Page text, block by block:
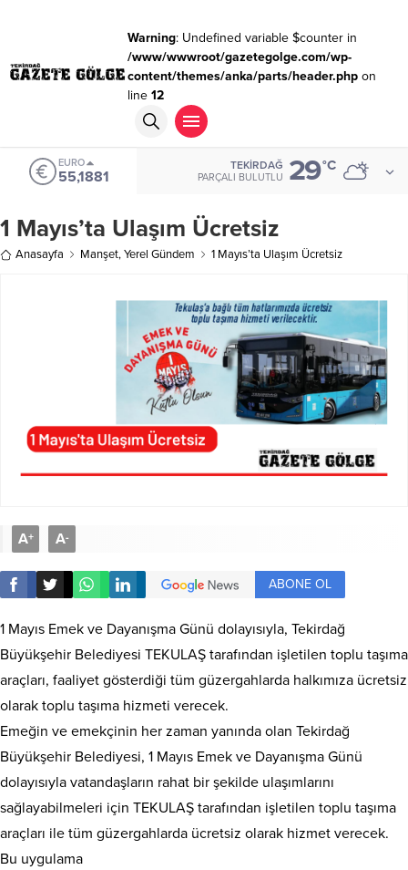
Warning: Undefined variable $counter in
/www/wwwroot/gazetegolge.com/wp-
content/themes/anka/parts/header.phpon
line 12
EURO
55,1881
TEKIRDAĞ
PARÇALI BULUTLU 29°C
1 Mayıs’ta Ulaşım Ücretsiz
Anasayfa Manşet,Yerel Gündem 1 Mayıs’ta Ulaşım Ücretsiz
A+ A-
ABONE OL
1 Mayıs Emek ve Dayanışma Günü dolayısıyla, Tekirdağ
Büyükşehir Belediyesi TEKULAŞ tarafından işletilen toplu taşıma
araçları, faaliyet gösterdiği tüm güzergahlarda halkımıza ücretsiz
olarak toplu taşıma hizmeti verecek.
Emeğin ve emekçinin her zaman yanında olan Tekirdağ
Büyükşehir Belediyesi, 1 Mayıs Emek ve Dayanışma Günü
dolayısıyla vatandaşların rahat bir şekilde ulaşımlarını
sağlayabilmeleri için TEKULAŞ tarafından işletilen toplu taşıma
araçları ile tüm güzergahlarda ücretsiz olarak hizmet verecek.
Bu uygulama